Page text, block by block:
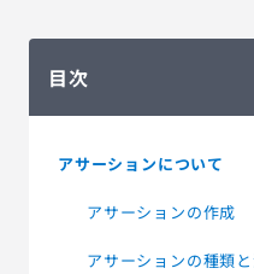
目次
アサーションについて
アサーションの作成
アサーションの種類